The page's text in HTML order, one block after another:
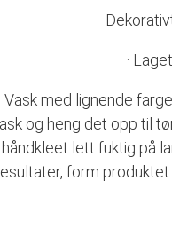
·
·
Vask med lignende
og heng det opp til
lett fuktig på
form